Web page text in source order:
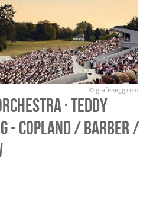
© grafenegg.com
· Teddy
COPLAND / BARBER /